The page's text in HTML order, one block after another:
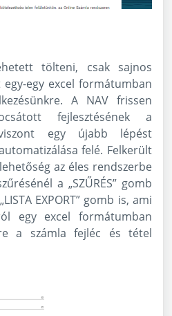
tölteni, csak sajnos
egy excel formátumban
A NAV frissen
fejlesztésének a
egy újabb lépést
felé. Felkerült
az éles rendszerbe
a „SZŰRÉS” gomb
EXPORT” gomb is, ami
egy excel formátumban
a számla fejléc és tétel